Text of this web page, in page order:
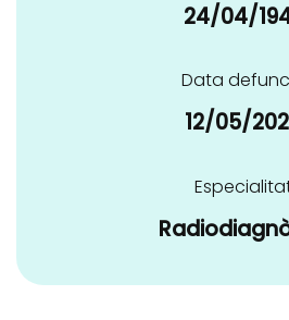
24/04/
Data
12/05/